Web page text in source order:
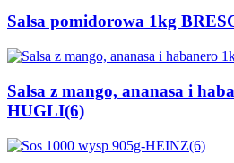
Salsa pomidorowa 1kg
Salsa z mango, ananasa i
HUGLI(6)